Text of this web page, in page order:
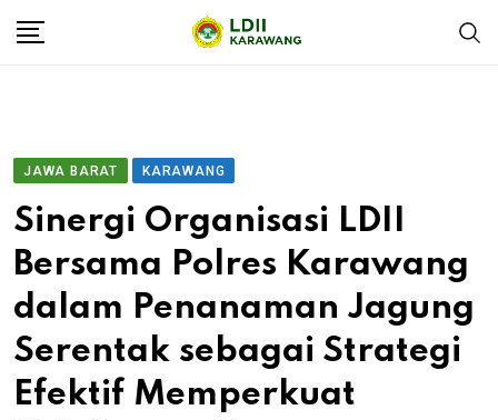
JAWA BARAT KARAWANG
Sinergi Organisasi LDII
Bersama Polres Karawang
dalam Penanaman Jagung
Serentak sebagai Strategi
Efektif Memperkuat